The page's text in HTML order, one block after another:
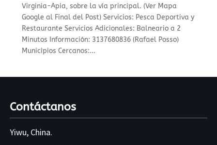
Virginia-Apia, sobre la vía principal. (Ver Mapa
Google al Final del Post) Servicios: Pesca Deportiva y
Restaurante Servicios Adicionales: Balneario a 2
Minutos Información: 3137680836 (Rafael Posso)
Municipios Cercanos:...
Contáctanos
Yiwu, China.